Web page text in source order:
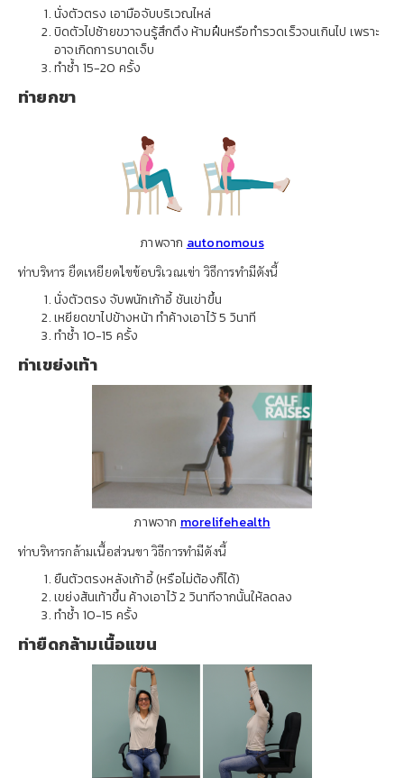
นั่งตัวตรง เอามือจับบริเวณไหล่
บิดตัวไปซ้ายขวาจนรู้สึกตึง ห้ามฝืนหรือทำรวดเร็วจนเกินไป เพราะ
อาจเกิดการบาดเจ็บ
ทำซ้ำ 15-20 ครั้ง
ท่ายกขา
ภาพจาก autonomous
ท่าบริหาร ยืดเหยียดไขข้อบริเวณเข่า วิธีการทำมีดังนี้
นั่งตัวตรง จับพนักเก้าอี้ ชันเข่าขึ้น
เหยียดขาไปข้างหน้า ทำค้างเอาไว้ 5 วินาที
ทำซ้ำ 10-15 ครั้ง
ท่าเขย่งเท้า
ภาพจาก morelifehealth
ท่าบริหารกล้ามเนื้อส่วนขา วิธีการทำมีดังนี้
ยืนตัวตรงหลังเก้าอี้ (หรือไม่ต้องก็ได้)
เขย่งส้นเท้าขึ้น ค้างเอาไว้ 2 วินาทีจากนั้นให้ลดลง
ทำซ้ำ 10-15 ครั้ง
ท่ายืดกล้ามเนื้อแขน